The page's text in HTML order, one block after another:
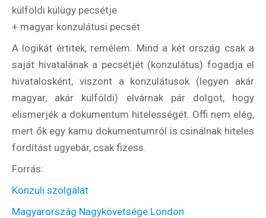
külföldi külügy pecsétje
+ magyar konzulátusi pecsét
A logikát értitek, remélem. Mind a két ország csak a
saját hivatalának a pecsétjét (konzulátus) fogadja el
hivatalosként, viszont a konzulátusok (legyen akár
magyar, akár külföldi) elvárnak pár dolgot, hogy
elismerjék a dokumentum hitelességét. Offi nem elég,
mert ők egy kamu dokumentumról is csinálnak hiteles
fordítást ugyebár, csak fizess.
Forrás:
Konzuli szolgálat
Magyarország Nagykövetsége London